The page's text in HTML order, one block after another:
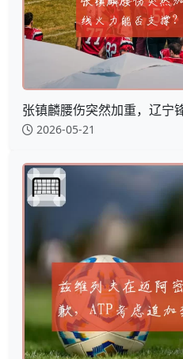
张镇麟腰伤突然加重，辽宁
2026-05-21